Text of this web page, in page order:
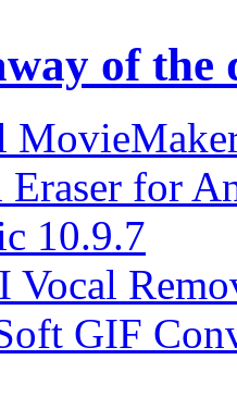
of the
for
10.9.7
Vocal
GIF